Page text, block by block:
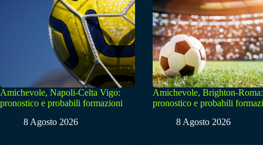
Amichevole, Napoli-Celta Vigo:
pronostico e probabili formazioni
8 Agosto 2026
Amichevole, Brighton-Roma:
pronostico e probabili
8 Agosto 2026